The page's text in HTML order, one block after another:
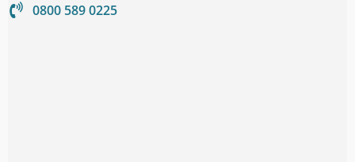
0800 589 0225